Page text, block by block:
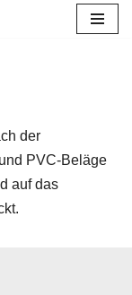
der
PVC-Beläge
auf das